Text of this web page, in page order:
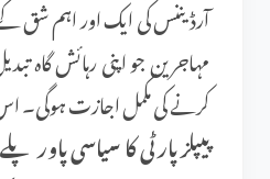
مہاجرین جو اپنی رہائش گاہ
کرنے کی مکمل اجازت ہوگی۔
پیپلز پارٹی کا سیاسی پاور